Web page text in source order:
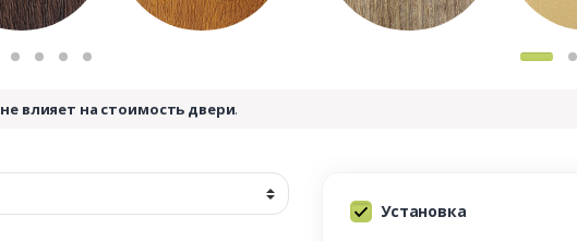
не влияет на стоимость двери.
Установка